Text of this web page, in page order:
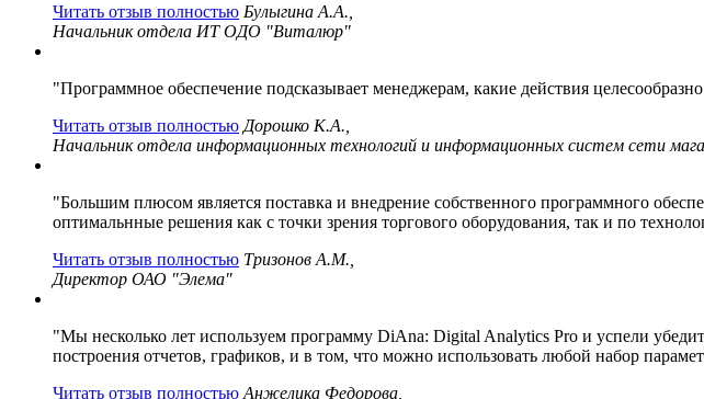
Читать отзыв полностью Булыгина А.А.,
Начальник отдела ИТ ОДО "Виталюр"
"Программное обеспечение подсказывает менеджерам, какие действия
Читать отзыв полностью Дорошко К.А.,
Начальник отдела информационных технологий и информационных систем сети
"Большим плюсом является поставка и внедрение собственного программного
оптимальнные решения как с точки зрения торгового оборудования, так и по
Читать отзыв полностью Тризонов А.М.,
Директор ОАО "Элема"
"Мы несколько лет используем программу DiAna: Digital Analytics Pro и успели
построения отчетов, графиков, и в том, что можно использовать любой набор
Читать отзыв полностью Анжелика Федорова,